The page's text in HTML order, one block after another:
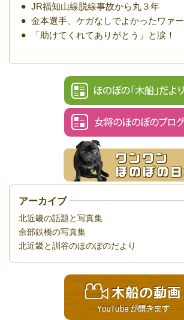
JR福知山線脱線事故から丸３年
金本選手、ケガなしでよかったワァー
「助けてくれてありがとう」と涙！
アーカイブ
北近畿の話題と写真集
余部鉄橋の写真集
北近畿と訓谷のほのぼのだより